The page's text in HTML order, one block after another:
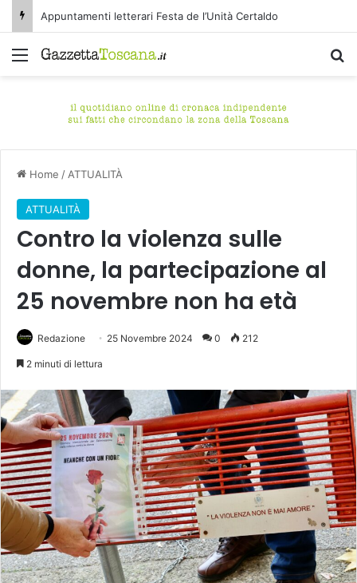
Appuntamenti letterari Festa de l’Unità Certaldo
Menu
Home / ATTUALITÀ
ATTUALITÀ
Contro la violenza sulle
donne, la partecipazione al
25 novembre non ha età
Redazione 25 Novembre 2024 0 212
2 minuti di lettura